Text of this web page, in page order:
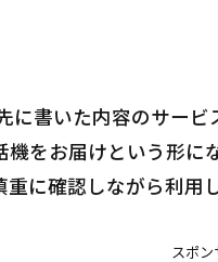
に書いた内容のサー
をお届けという形に
に確認しながら利用
スポン